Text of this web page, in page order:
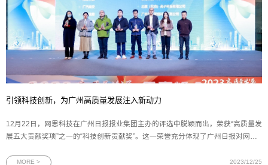
引领科技创新，为广州高质量发展注入新动力
12月22日，网思科技在广州日报报业集团主办的评选中脱颖而出，荣获“高质量发
展五大贡献奖项”之一的“科技创新贡献奖”。这一荣誉充分体现了广州日报对网思
方面取得的显著成果。图为“科技创新贡献奖”奖杯作为广州市委机关报，广州日报
MORE > 2023/12/25